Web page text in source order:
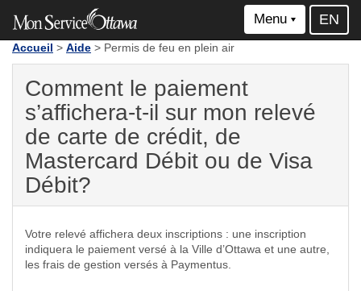
EN
Menu
Accueil > Aide > Permis de feu en plein air
Comment le paiement
s’affichera-t-il sur mon relevé
de carte de crédit, de
Mastercard Débit ou de Visa
Débit?
Votre relevé affichera deux inscriptions : une inscription
indiquera le paiement versé à la Ville d’Ottawa et une autre,
les frais de gestion versés à Paymentus.